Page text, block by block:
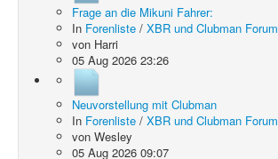
Frage an die Mikuni Fahrer:
In Forenliste / XBR und Clubman Forum
von Harri
05 Aug 2026 23:26
Neuvorstellung mit Clubman
In Forenliste / XBR und Clubman Forum
von Wesley
05 Aug 2026 09:07